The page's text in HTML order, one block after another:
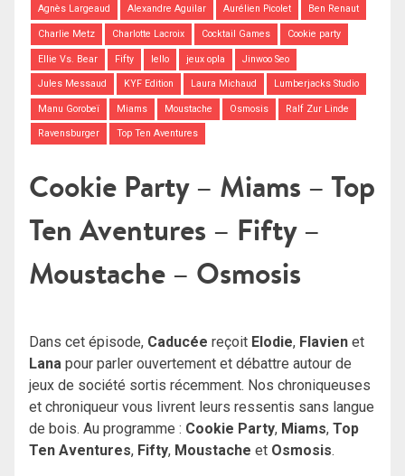
Agnès Largeaud Alexandre Aguilar Aurélien Picolet Ben Renaut
Charlie Metz Charlotte Lacroix Cocktail Games Cookie party
Ellie Vs. Bear Fifty Iello jeux opla Jinwoo Seo
Jules Messaud KYF Edition Laura Michaud Lumberjacks Studio
Manu Gorobeï Miams Moustache Osmosis Ralf Zur Linde
Ravensburger Top Ten Aventures
Cookie Party – Miams – Top
Ten Aventures – Fifty –
Moustache – Osmosis
Dans cet épisode, Caducée reçoit Elodie, Flavien et
Lana pour parler ouvertement et débattre autour de
jeux de société sortis récemment. Nos chroniqueuses
et chroniqueur vous livrent leurs ressentis sans langue
de bois. Au programme : Cookie Party, Miams, Top
Ten Aventures, Fifty, Moustache et Osmosis.